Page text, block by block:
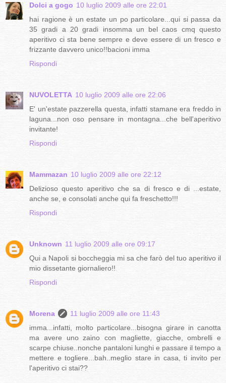
Dolci a gogo 10 luglio 2009 alle ore 22:01
hai ragione è un estate un po particolare...qui si passa da
35 gradi a 20 gradi insomma un bel caos cmq questo
aperitivo ci sta bene sempre e deve essere di un fresco e
frizzante davvero unico!!bacioni imma
Rispondi
NUVOLETTA 10 luglio 2009 alle ore 22:06
E' un'estate pazzerella questa, infatti stamane era freddo in
laguna...non oso pensare in montagna...che bell'aperitivo
invitante!
Rispondi
Mammazan 10 luglio 2009 alle ore 22:12
Delizioso questo aperitivo che sa di fresco e di ...estate,
anche se, e consolati anche qui fa freschetto!!!
Rispondi
Unknown 11 luglio 2009 alle ore 09:17
Qui a Napoli si boccheggia mi sa che farò del tuo aperitivo il
mio dissetante giornaliero!!
Rispondi
Morena
11 luglio 2009 alle ore 11:43
imma...infatti, molto particolare...bisogna girare in canotta
ma avere uno zaino con magliette, giacche, ombrelli e
scarpe chiuse..nonche pantaloni lunghi e passare il tempo a
mettere e togliere...bah..meglio stare in casa, ti invito per
l'aperitivo ci stai??